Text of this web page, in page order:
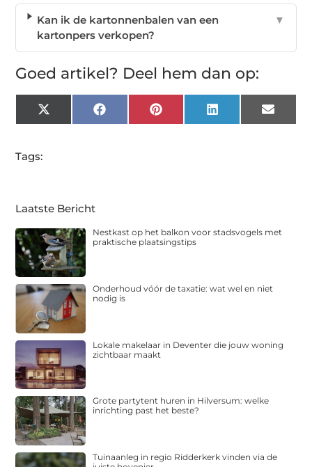
Kan ik de kartonnenbalen van een
kartonpers verkopen?
▼
Goed artikel? Deel hem dan op:
X
(Twitter)
FacebookPinterest LinkedIn Email
Tags:
Laatste Bericht
Nestkast op het balkon voor stadsvogels met
praktische plaatsingstips
Onderhoud vóór de taxatie: wat wel en niet
nodig is
Lokale makelaar in Deventer die jouw woning
zichtbaar maakt
Grote partytent huren in Hilversum: welke
inrichting past het beste?
Tuinaanleg in regio Ridderkerk vinden via de